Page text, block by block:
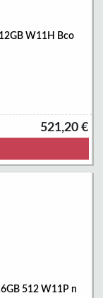
W11H Bco
521,20 €
512 W11P n